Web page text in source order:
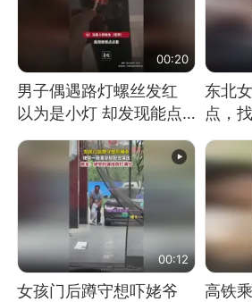
00:20
男子偶遇路灯螺丝发红
以为是小灯 却发现能点
燃香烟 当事人：已报警
处理
东北
点，
开门
00:12
女孩门后蹲守想吓姥爷
高铁